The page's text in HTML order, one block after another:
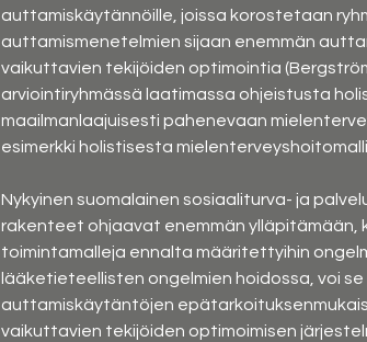
auttamiskäytännöille, joissa korostetaan
auttamismenetelmien sijaan enemmän
vaikuttavien tekijöiden optimointia
arviointiryhmässä laatimassa ohjeistusta
maailmanlaajuisesti pahenevaan
esimerkki holistisesta
Nykyinen suomalainen sosiaaliturva- ja
rakenteet ohjaavat enemmän
toimintamalleja ennalta määritettyihin
lääketieteellisten ongelmien hoidossa, voi
auttamiskäytäntöjen
vaikuttavien tekijöiden optimoimisen